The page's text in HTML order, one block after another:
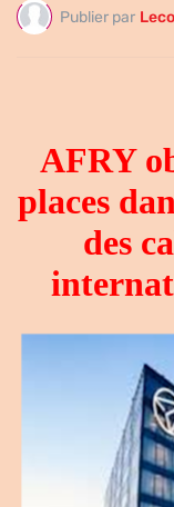
Publier par
AFRY
places
des